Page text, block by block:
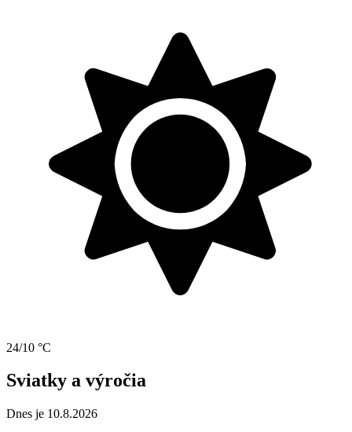
24/10 °C
Sviatky a výročia
Dnes je 10.8.2026